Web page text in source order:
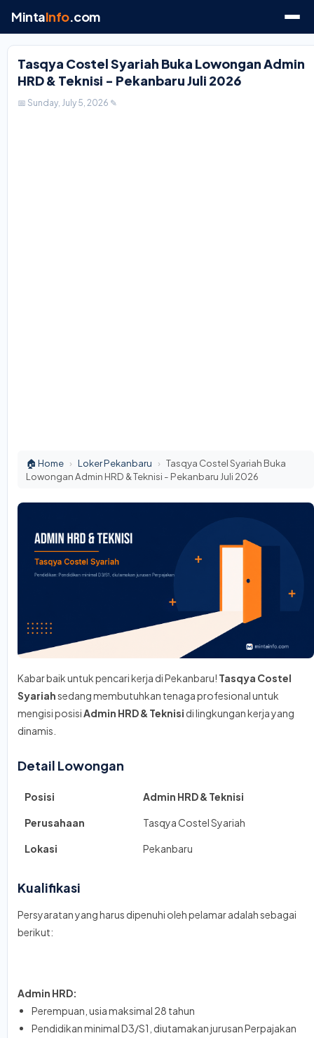
MintaInfo.com
Tasqya Costel Syariah Buka Lowongan Admin
HRD & Teknisi - Pekanbaru Juli 2026
📅 Sunday, July 5, 2026 ✎
🏠 Home › Loker Pekanbaru › Tasqya Costel Syariah Buka
Lowongan Admin HRD & Teknisi - Pekanbaru Juli 2026
Kabar baik untuk pencari kerja di Pekanbaru! Tasqya Costel
Syariahsedang membutuhkan tenaga profesional untuk
mengisi posisiAdmin HRD & Teknisi di lingkungan kerja yang
dinamis.
Detail Lowongan
Posisi Admin HRD & Teknisi
Perusahaan Tasqya Costel Syariah
Lokasi Pekanbaru
Kualifikasi
Persyaratan yang harus dipenuhi oleh pelamar adalah sebagai
berikut:
Admin HRD:
Perempuan, usia maksimal 28 tahun
Pendidikan minimal D3/S1, diutamakan jurusan Perpajakan